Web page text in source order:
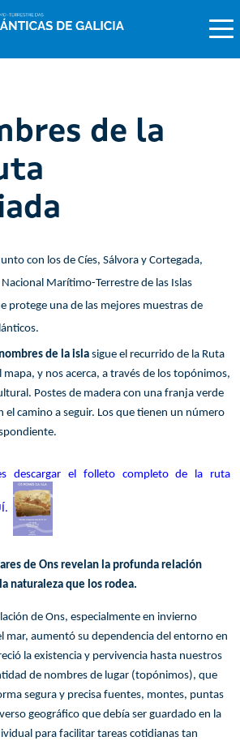
de la
con los de Cíes, Sálvora y Cortegada,
Marítimo-Terrestre de las Islas
protege una de las mejores muestras de
de la isla sigue el recurrido de la Ruta
mapa, y nos acerca, a través de los topónimos,
Postes de madera con una franja verde
el camino a seguir. Los que tienen un número
descargar el folleto completo de la ruta
.
de Ons revelan la profunda relación
naturaleza que los rodea.
de Ons, especialmente en invierno
mar, aumentó su dependencia del entorno en
la existencia y pervivencia hasta nuestros
de nombres de lugar (topónimos), que
segura y precisa fuentes, montes, puntas
geográfico que debía ser guardado en la
para facilitar tareas cotidianas tan